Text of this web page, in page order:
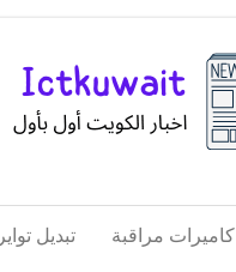
الكويت
تكنولوجيا
المعلومات
تبديل تواير كاميرات مراقبة